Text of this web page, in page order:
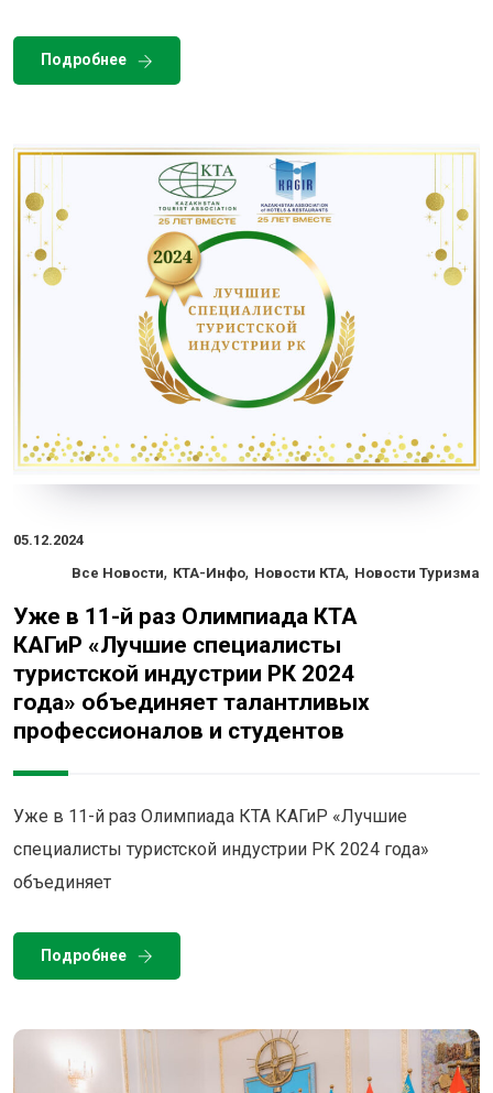
Подробнее
05.12.2024
Все Новости, КТА-Инфо, Новости КТА, Новости Туризма
Уже в 11-й раз Олимпиада КТА
КАГиР «Лучшие специалисты
туристской индустрии РК 2024
года» объединяет талантливых
профессионалов и студентов
Уже в 11-й раз Олимпиада КТА КАГиР «Лучшие
специалисты туристской индустрии РК 2024 года»
объединяет
Подробнее